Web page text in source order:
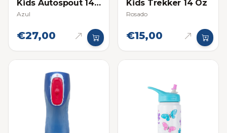
Kids Autospout 14
Oz
Azul
€27,00
Kids Trekker 14 Oz
Rosado
€15,00